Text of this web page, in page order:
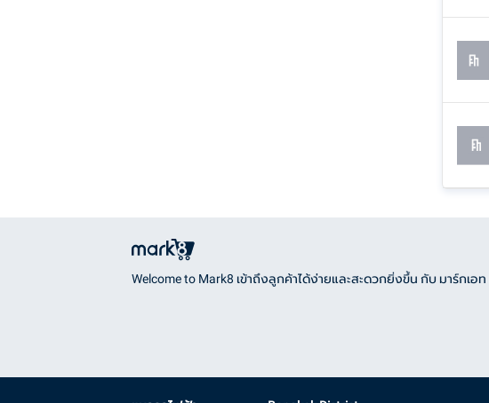
Welcome to Mark8 เข้าถึงลูกค้าได้ง่ายและสะดวกยิ่งขึ้น กับ มาร์กเอท